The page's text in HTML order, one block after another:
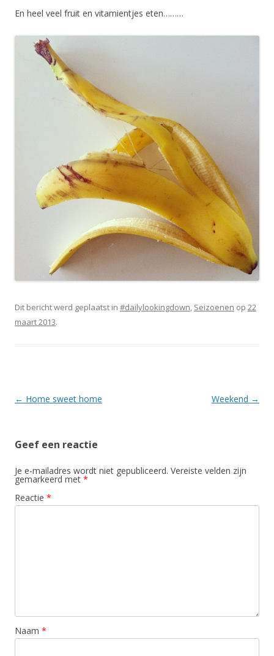
En heel veel fruit en vitamientjes eten………
Dit bericht werd geplaatst in #dailylookingdown, Seizoenen op 22
maart 2013.
Berichtnavigatie
← Home sweet home Weekend →
Geef een reactie
Je e-mailadres wordt niet gepubliceerd. Vereiste velden zijn
gemarkeerd met *
Reactie *
Naam *